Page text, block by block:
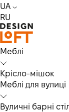
UA
RU
Меблі
Крісло-мішок
Меблі для вулиці
Вуличні барні